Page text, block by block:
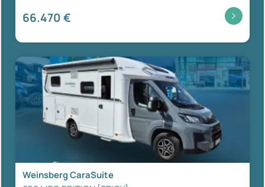
66.470 €
Weinsberg CaraSuite